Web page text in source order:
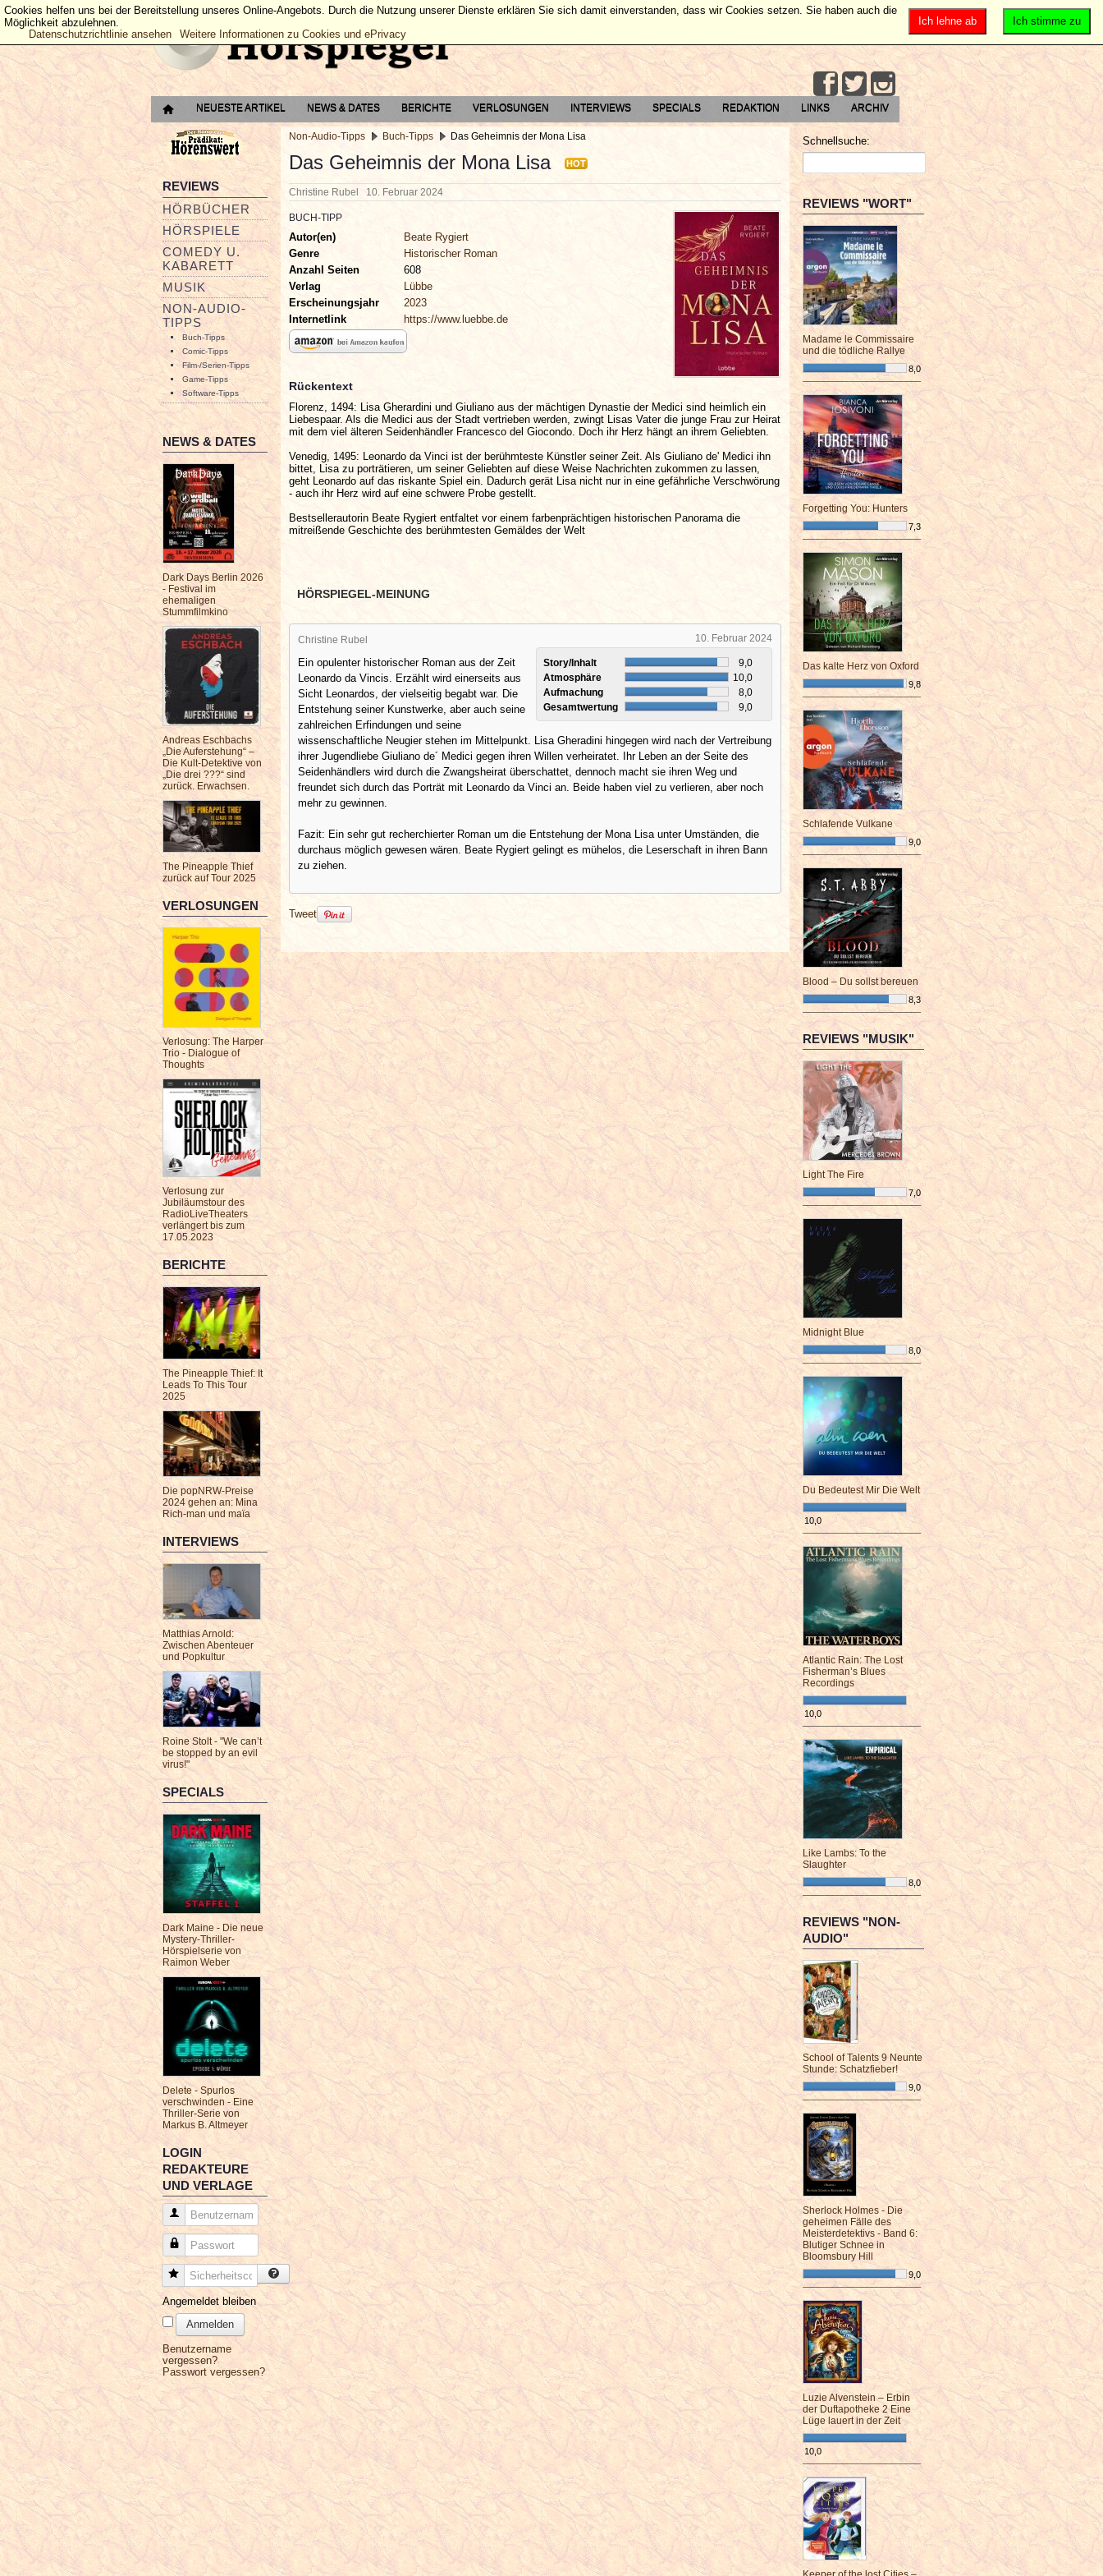
NEUESTE ARTIKEL NEWS & DATES BERICHTE VERLOSUNGEN INTERVIEWS SPECIALS REDAKTION LINKS ARCHIV
REVIEWS
HÖRBÜCHER
HÖRSPIELE
COMEDY U.
KABARETT
MUSIK
NON-AUDIO-
TIPPS
Buch-Tipps
Comic-Tipps
Film-/Serien-Tipps
Game-Tipps
Software-Tipps
NEWS & DATES
Dark Days Berlin 2026
- Festival im
ehemaligen
Stummfilmkino
Andreas Eschbachs
„Die Auferstehung“ –
Die Kult-Detektive von
„Die drei ???“ sind
zurück. Erwachsen.
The Pineapple Thief
zurück auf Tour 2025
VERLOSUNGEN
Verlosung: The Harper
Trio - Dialogue of
Thoughts
Verlosung zur
Jubiläumstour des
RadioLiveTheaters
verlängert bis zum
17.05.2023
BERICHTE
The Pineapple Thief: It
Leads To This Tour
2025
Die popNRW-Preise
2024 gehen an: Mina
Rich-man und maïa
INTERVIEWS
Matthias Arnold:
Zwischen Abenteuer
und Popkultur
Roine Stolt - "We can’t
be stopped by an evil
virus!"
SPECIALS
Dark Maine - Die neue
Mystery-Thriller-
Hörspielserie von
Raimon Weber
Delete - Spurlos
verschwinden - Eine
Thriller-Serie von
Markus B. Altmeyer
LOGIN
REDAKTEURE
UND VERLAGE
Benutzername
Passwort
Sicherheitscode
Angemeldet bleiben
Anmelden
Benutzername
vergessen?
Passwort vergessen?
Non-Audio-Tipps Buch-Tipps Das Geheimnis der Mona Lisa
Das Geheimnis der Mona Lisa HOT
Christine Rubel 10. Februar 2024
BUCH-TIPP
Autor(en)
Beate Rygiert
Genre
Historischer Roman
Anzahl Seiten
608
Verlag
Lübbe
Erscheinungsjahr
2023
Internetlink
https://www.luebbe.de
Rückentext
Florenz, 1494: Lisa Gherardini und Giuliano aus der mächtigen Dynastie der Medici sind heimlich ein
Liebespaar. Als die Medici aus der Stadt vertrieben werden, zwingt Lisas Vater die junge Frau zur Heirat
mit dem viel älteren Seidenhändler Francesco del Giocondo. Doch ihr Herz hängt an ihrem Geliebten.
Venedig, 1495: Leonardo da Vinci ist der berühmteste Künstler seiner Zeit. Als Giuliano de' Medici ihn
bittet, Lisa zu porträtieren, um seiner Geliebten auf diese Weise Nachrichten zukommen zu lassen,
geht Leonardo auf das riskante Spiel ein. Dadurch gerät Lisa nicht nur in eine gefährliche Verschwörung
- auch ihr Herz wird auf eine schwere Probe gestellt.
Bestsellerautorin Beate Rygiert entfaltet vor einem farbenprächtigen historischen Panorama die
mitreißende Geschichte des berühmtesten Gemäldes der Welt
HÖRSPIEGEL-MEINUNG
10. Februar 2024
Christine Rubel
Story/Inhalt
9,0
Atmosphäre
10,0
Aufmachung
8,0
Gesamtwertung
9,0
Ein opulenter historischer Roman aus der Zeit
Leonardo da Vincis. Erzählt wird einerseits aus
Sicht Leonardos, der vielseitig begabt war. Die
Entstehung seiner Kunstwerke, aber auch seine
zahlreichen Erfindungen und seine
wissenschaftliche Neugier stehen im Mittelpunkt. Lisa Gheradini hingegen wird nach der Vertreibung
ihrer Jugendliebe Giuliano de´ Medici gegen ihren Willen verheiratet. Ihr Leben an der Seite des
Seidenhändlers wird durch die Zwangsheirat überschattet, dennoch macht sie ihren Weg und
freundet sich durch das Porträt mit Leonardo da Vinci an. Beide haben viel zu verlieren, aber noch
mehr zu gewinnen.
Fazit: Ein sehr gut recherchierter Roman um die Entstehung der Mona Lisa unter Umständen, die
durchaus möglich gewesen wären. Beate Rygiert gelingt es mühelos, die Leserschaft in ihren Bann
zu ziehen.
Tweet
Schnellsuche:
REVIEWS "WORT"
Madame le Commissaire
und die tödliche Rallye
8,0
¯¯¯¯¯¯¯¯¯¯¯¯¯¯¯¯¯¯¯¯¯¯¯¯
Forgetting You: Hunters
7,3
¯¯¯¯¯¯¯¯¯¯¯¯¯¯¯¯¯¯¯¯¯¯¯¯
Das kalte Herz von Oxford
9,8
¯¯¯¯¯¯¯¯¯¯¯¯¯¯¯¯¯¯¯¯¯¯¯¯
Schlafende Vulkane
9,0
¯¯¯¯¯¯¯¯¯¯¯¯¯¯¯¯¯¯¯¯¯¯¯¯
Blood – Du sollst bereuen
8,3
¯¯¯¯¯¯¯¯¯¯¯¯¯¯¯¯¯¯¯¯¯¯¯¯
REVIEWS "MUSIK"
Light The Fire
7,0
¯¯¯¯¯¯¯¯¯¯¯¯¯¯¯¯¯¯¯¯¯¯¯¯
Midnight Blue
8,0
¯¯¯¯¯¯¯¯¯¯¯¯¯¯¯¯¯¯¯¯¯¯¯¯
Du Bedeutest Mir Die Welt
10,0
¯¯¯¯¯¯¯¯¯¯¯¯¯¯¯¯¯¯¯¯¯¯¯¯
Atlantic Rain: The Lost
Fisherman’s Blues
Recordings
10,0
¯¯¯¯¯¯¯¯¯¯¯¯¯¯¯¯¯¯¯¯¯¯¯¯
Like Lambs: To the
Slaughter
8,0
¯¯¯¯¯¯¯¯¯¯¯¯¯¯¯¯¯¯¯¯¯¯¯¯
REVIEWS "NON-
AUDIO"
School of Talents 9 Neunte
Stunde: Schatzfieber!
9,0
¯¯¯¯¯¯¯¯¯¯¯¯¯¯¯¯¯¯¯¯¯¯¯¯
Sherlock Holmes - Die
geheimen Fälle des
Meisterdetektivs - Band 6:
Blutiger Schnee in
Bloomsbury Hill
9,0
¯¯¯¯¯¯¯¯¯¯¯¯¯¯¯¯¯¯¯¯¯¯¯¯
Luzie Alvenstein – Erbin
der Duftapotheke 2 Eine
Lüge lauert in der Zeit
10,0
¯¯¯¯¯¯¯¯¯¯¯¯¯¯¯¯¯¯¯¯¯¯¯¯
Ich stimme zu
Ich lehne ab
Cookies helfen uns bei der Bereitstellung unseres Online-Angebots. Durch die Nutzung unserer Dienste erklären Sie sich damit einverstanden, dass wir Cookies setzen. Sie haben auch die
Möglichkeit abzulehnen.
Datenschutzrichtlinie ansehen
Weitere Informationen zu Cookies und ePrivacy